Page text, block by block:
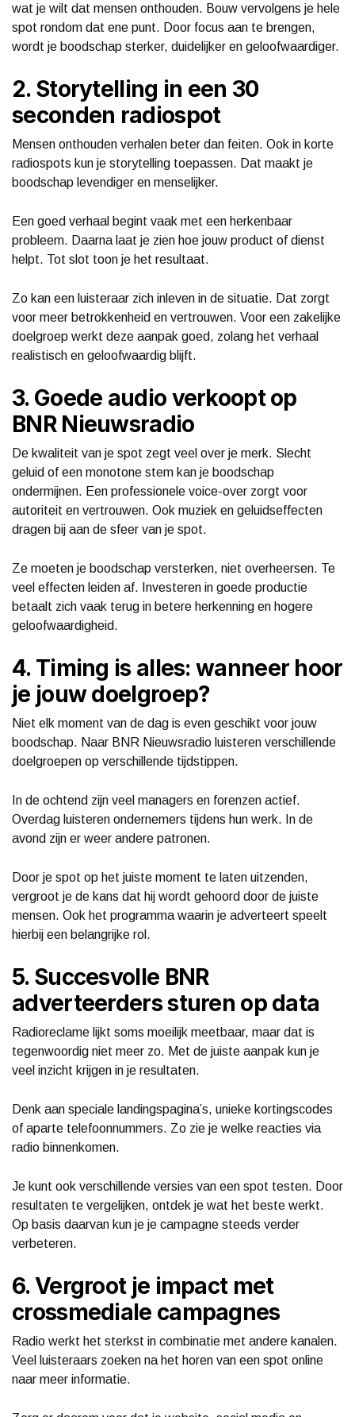
wat je wilt dat mensen onthouden. Bouw vervolgens je hele
spot rondom dat ene punt. Door focus aan te brengen,
wordt je boodschap sterker, duidelijker en geloofwaardiger.
2. Storytelling in een 30
seconden radiospot
Mensen onthouden verhalen beter dan feiten. Ook in korte
radiospots kun je storytelling toepassen. Dat maakt je
boodschap levendiger en menselijker.
Een goed verhaal begint vaak met een herkenbaar
probleem. Daarna laat je zien hoe jouw product of dienst
helpt. Tot slot toon je het resultaat.
Zo kan een luisteraar zich inleven in de situatie. Dat zorgt
voor meer betrokkenheid en vertrouwen. Voor een zakelijke
doelgroep werkt deze aanpak goed, zolang het verhaal
realistisch en geloofwaardig blijft.
3. Goede audio verkoopt op
BNR Nieuwsradio
De kwaliteit van je spot zegt veel over je merk. Slecht
geluid of een monotone stem kan je boodschap
ondermijnen. Een professionele voice-over zorgt voor
autoriteit en vertrouwen. Ook muziek en geluidseffecten
dragen bij aan de sfeer van je spot.
Ze moeten je boodschap versterken, niet overheersen. Te
veel effecten leiden af. Investeren in goede productie
betaalt zich vaak terug in betere herkenning en hogere
geloofwaardigheid.
4. Timing is alles: wanneer hoor
je jouw doelgroep?
Niet elk moment van de dag is even geschikt voor jouw
boodschap. Naar BNR Nieuwsradio luisteren verschillende
doelgroepen op verschillende tijdstippen.
In de ochtend zijn veel managers en forenzen actief.
Overdag luisteren ondernemers tijdens hun werk. In de
avond zijn er weer andere patronen.
Door je spot op het juiste moment te laten uitzenden,
vergroot je de kans dat hij wordt gehoord door de juiste
mensen. Ook het programma waarin je adverteert speelt
hierbij een belangrijke rol.
5. Succesvolle BNR
adverteerders sturen op data
Radioreclame lijkt soms moeilijk meetbaar, maar dat is
tegenwoordig niet meer zo. Met de juiste aanpak kun je
veel inzicht krijgen in je resultaten.
Denk aan speciale landingspagina’s, unieke kortingscodes
of aparte telefoonnummers. Zo zie je welke reacties via
radio binnenkomen.
Je kunt ook verschillende versies van een spot testen. Door
resultaten te vergelijken, ontdek je wat het beste werkt.
Op basis daarvan kun je je campagne steeds verder
verbeteren.
6. Vergroot je impact met
crossmediale campagnes
Radio werkt het sterkst in combinatie met andere kanalen.
Veel luisteraars zoeken na het horen van een spot online
naar meer informatie.